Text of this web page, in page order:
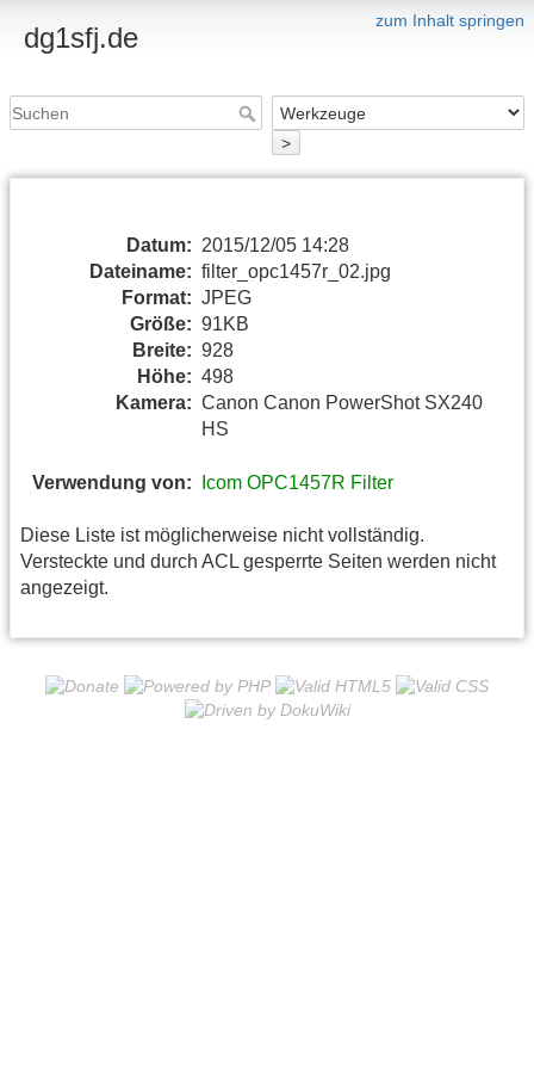
zum Inhalt springen
dg1sfj.de
>
Datum: 2015/12/05 14:28
Dateiname: filter_opc1457r_02.jpg
Format: JPEG
Größe: 91KB
Breite: 928
Höhe: 498
Kamera: Canon Canon PowerShot SX240
HS
Verwendung von: Icom OPC1457R Filter
Diese Liste ist möglicherweise nicht vollständig.
Versteckte und durch ACL gesperrte Seiten werden nicht
angezeigt.